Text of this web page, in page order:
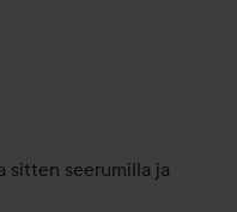
sitten
sitten seerumilla ja